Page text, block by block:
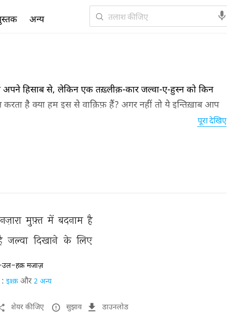
हिसाब से, लेकिन एक तख़्लीक़-कार जल्वा-ए-हुस्न को किन
है क्या हम इस से वाक़िफ़ हैं? अगर नहीं तो ये इन्तिख़ाब आप
पूरा देखिए
मुफ़्त में बदनाम है
जल्वा दिखाने के लिए
उल-हक़ मजाज़
इश्क़ और 2 अन्य
शेयर कीजिए सुझाव डाउनलोड
अन्य